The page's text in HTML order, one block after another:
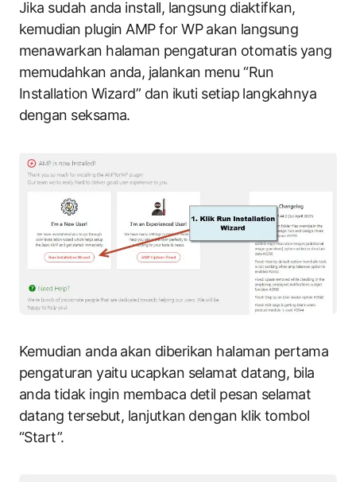
Jika sudah anda install, langsung diaktifkan,
kemudian plugin AMP for WP akan langsung
menawarkan halaman pengaturan otomatis yang
memudahkan anda, jalankan menu “Run
Installation Wizard” dan ikuti setiap langkahnya
dengan seksama.
Kemudian anda akan diberikan halaman pertama
pengaturan yaitu ucapkan selamat datang, bila
anda tidak ingin membaca detil pesan selamat
datang tersebut, lanjutkan dengan klik tombol
“Start”.